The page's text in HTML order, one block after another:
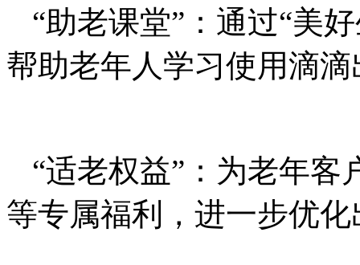
“助老课堂”：通过“美
帮助老年人学习使用滴
“适老权益”：为老年
等专属福利，进一步优